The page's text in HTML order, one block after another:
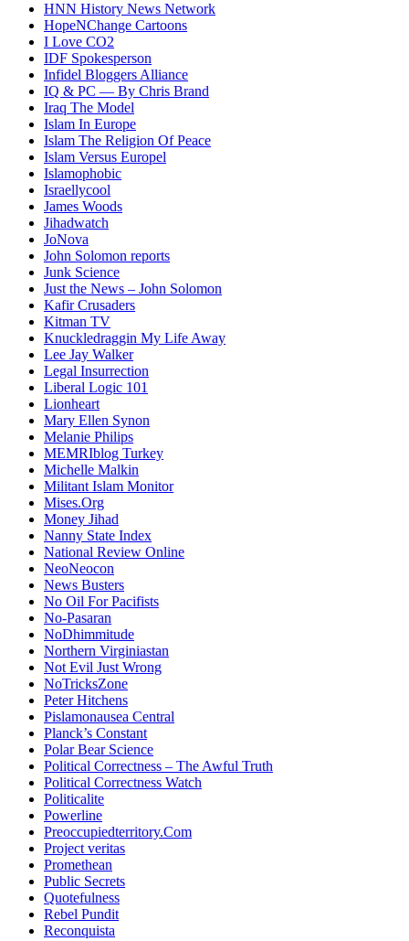
HNN History News Network
HopeNChange Cartoons
I Love CO2
IDF Spokesperson
Infidel Bloggers Alliance
IQ & PC — By Chris Brand
Iraq The Model
Islam In Europe
Islam The Religion Of Peace
Islam Versus Europel
Islamophobic
Israellycool
James Woods
Jihadwatch
JoNova
John Solomon reports
Junk Science
Just the News – John Solomon
Kafir Crusaders
Kitman TV
Knuckledraggin My Life Away
Lee Jay Walker
Legal Insurrection
Liberal Logic 101
Lionheart
Mary Ellen Synon
Melanie Philips
MEMRIblog Turkey
Michelle Malkin
Militant Islam Monitor
Mises.Org
Money Jihad
Nanny State Index
National Review Online
NeoNeocon
News Busters
No Oil For Pacifists
No-Pasaran
NoDhimmitude
Northern Virginiastan
Not Evil Just Wrong
NoTricksZone
Peter Hitchens
Pislamonausea Central
Planck’s Constant
Polar Bear Science
Political Correctness – The Awful Truth
Political Correctness Watch
Politicalite
Powerline
Preoccupiedterritory.Com
Project veritas
Promethean
Public Secrets
Quotefulness
Rebel Pundit
Reconquista